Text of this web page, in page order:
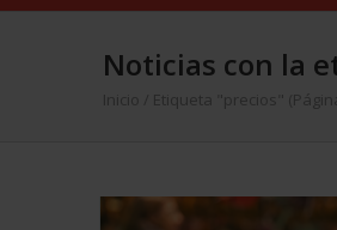
Noticias con la
Inicio Etiqueta "precios"